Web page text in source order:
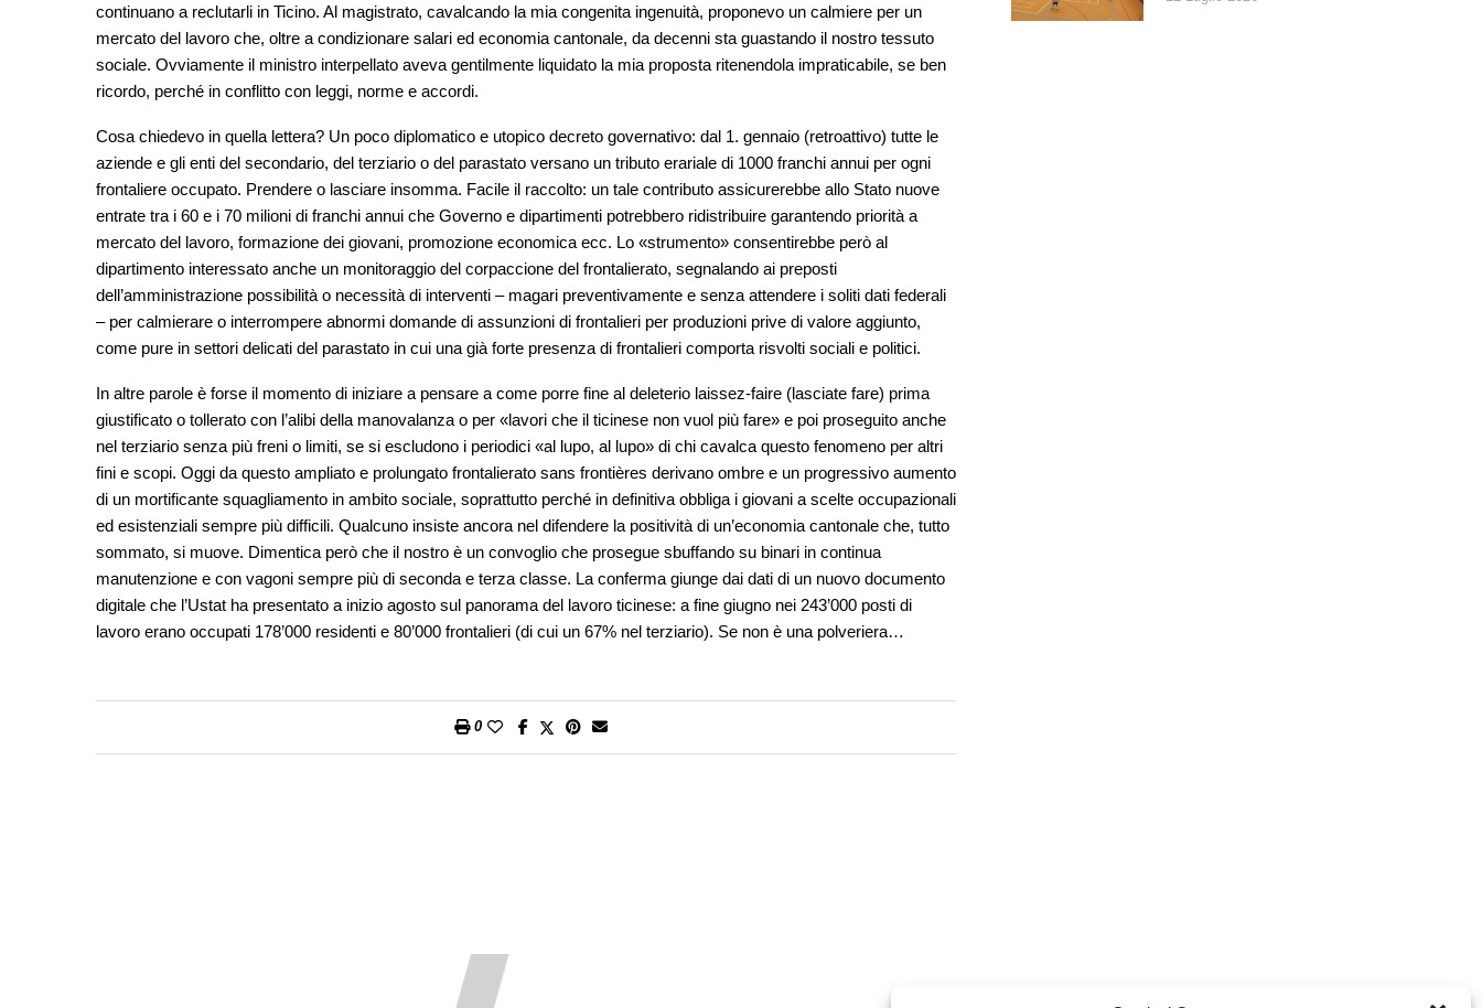
continuano a reclutarli in Ticino. Al magistrato, cavalcando la mia congenita ingenuità, proponevo un calmiere per un
mercato del lavoro che, oltre a condizionare salari ed economia cantonale, da decenni sta guastando il nostro tessuto
sociale. Ovviamente il ministro interpellato aveva gentilmente liquidato la mia proposta ritenendola impraticabile, se ben
ricordo, perché in conflitto con leggi, norme e accordi.
Cosa chiedevo in quella lettera? Un poco diplomatico e utopico decreto governativo: dal 1. gennaio (retroattivo) tutte le
aziende e gli enti del secondario, del terziario o del parastato versano un tributo erariale di 1000 franchi annui per ogni
frontaliere occupato. Prendere o lasciare insomma. Facile il raccolto: un tale contributo assicurerebbe allo Stato nuove
entrate tra i 60 e i 70 milioni di franchi annui che Governo e dipartimenti potrebbero ridistribuire garantendo priorità a
mercato del lavoro, formazione dei giovani, promozione economica ecc. Lo «strumento» consentirebbe però al
dipartimento interessato anche un monitoraggio del corpaccione del frontalierato, segnalando ai preposti
dell’amministrazione possibilità o necessità di interventi – magari preventivamente e senza attendere i soliti dati federali
– per calmierare o interrompere abnormi domande di assunzioni di frontalieri per produzioni prive di valore aggiunto,
come pure in settori delicati del parastato in cui una già forte presenza di frontalieri comporta risvolti sociali e politici.
In altre parole è forse il momento di iniziare a pensare a come porre fine al deleterio laissez-faire (lasciate fare) prima
giustificato o tollerato con l’alibi della manovalanza o per «lavori che il ticinese non vuol più fare» e poi proseguito anche
nel terziario senza più freni o limiti, se si escludono i periodici «al lupo, al lupo» di chi cavalca questo fenomeno per altri
fini e scopi. Oggi da questo ampliato e prolungato frontalierato sans frontières derivano ombre e un progressivo aumento
di un mortificante squagliamento in ambito sociale, soprattutto perché in definitiva obbliga i giovani a scelte occupazionali
ed esistenziali sempre più difficili. Qualcuno insiste ancora nel difendere la positività di un’economia cantonale che, tutto
sommato, si muove. Dimentica però che il nostro è un convoglio che prosegue sbuffando su binari in continua
manutenzione e con vagoni sempre più di seconda e terza classe. La conferma giunge dai dati di un nuovo documento
digitale che l’Ustat ha presentato a inizio agosto sul panorama del lavoro ticinese: a fine giugno nei 243’000 posti di
lavoro erano occupati 178’000 residenti e 80’000 frontalieri (di cui un 67% nel terziario). Se non è una polveriera…
0